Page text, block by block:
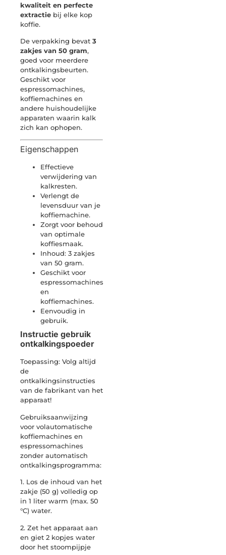
kwaliteit en perfecte
extractie bij elke kop
koffie.
De verpakking bevat 3
zakjes van 50 gram,
goed voor meerdere
ontkalkingsbeurten.
Geschikt voor
espressomachines,
koffiemachines en
andere huishoudelijke
apparaten waarin kalk
zich kan ophopen.
Eigenschappen
Effectieve
verwijdering van
kalkresten.
Verlengt de
levensduur van je
koffiemachine.
Zorgt voor behoud
van optimale
koffiesmaak.
Inhoud: 3 zakjes
van 50 gram.
Geschikt voor
espressomachines
en
koffiemachines.
Eenvoudig in
gebruik.
Instructie gebruik
ontkalkingspoeder
Toepassing: Volg altijd
de
ontkalkingsinstructies
van de fabrikant van het
apparaat!
Gebruiksaanwijzing
voor volautomatische
koffiemachines en
espressomachines
zonder automatisch
ontkalkingsprogramma:
1. Los de inhoud van het
zakje (50 g) volledig op
in 1 liter warm (max. 50
°C) water.
2. Zet het apparaat aan
en giet 2 kopjes water
door het stoompijpje